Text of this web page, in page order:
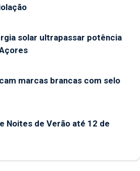
solar ultrapassar potência
marcas brancas com selo
Noites de Verão até 12 de